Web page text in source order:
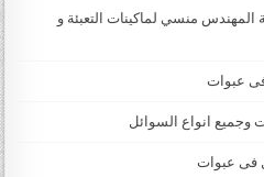
منسي لماكينات التعبئة و
فى عبوات
وجميع انواع السوائل
فى عبوات